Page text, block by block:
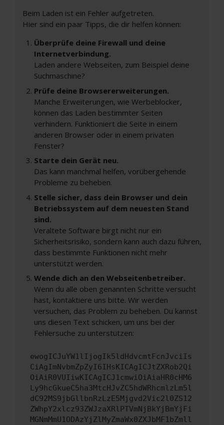
Beim Laden ist ein Fehler aufgetreten.
Hier sind ein paar Tipps, die dir helfen können:
Überprüfe deine Firewall und deine
Internetverbindung.
Laden andere Webseiten, zum Beispiel deine
Suchmaschine?
Prüfe deine Browsererweiterungen.
Manche Erweiterungen, wie Werbeblocker,
können das Laden bestimmter Seiten
verhindern. Funktioniert die Seite in einem
anderen Browser oder in einem privaten
Fenster?
Starte dein Gerät neu.
Das kann manchmal helfen, vorübergehende
Probleme zu beheben.
Stelle sicher, dass dein Browser und dein
Betriebssystem auf dem neuesten Stand
sind.
Veraltete Software birgt nicht nur ein
Sicherheitsrisiko, sondern kann auch dazu führen,
dass bestimmte Funktionen nicht mehr
unterstützt werden.
Wende dich an den Webseitenbetreiber.
Wenn du alle oben genannten Schritte versucht
hast, kontaktiere uns bitte. Wir werden
versuchen, das Problem zu beheben. Du kannst
uns diesen Text schicken, um uns bei der
Fehlersuche zu unterstützen:
ewogICJuYW1lIjogIk5ldHdvcmtFcnJvciIs
CiAgImNvbmZpZyI6IHsKICAgICJtZXRob2Qi
OiAiR0VUIiwKICAgICJ1cmwiOiAiaHR0cHM6
Ly9hcGkueC5ha3MtcHJvZC5hdWRhcmlzLm5l
dC92MS9jbGllbnRzLzE5Mjgvd2Vic2l0ZS12
ZWhpY2xlcz93ZWJzaXRlPTVmNjBkYjBmYjFi
MGNmMmU1ODAzYjZlMyZmaWx0ZXJbMF1bZmll